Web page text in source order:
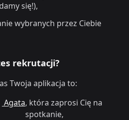
się!),
wybranych przez Ciebie
rekrutacji?
Twoja aplikacja to:
Agata, która zaprosi Cię na
spotkanie,